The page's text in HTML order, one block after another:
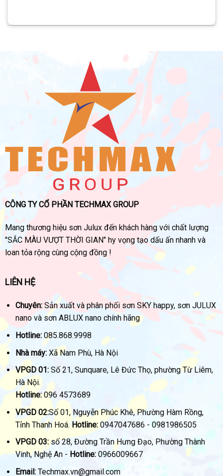
CÔNG TY CỔ PHẦN TECHMAX GROUP
Mang thương hiệu sơn Julux đến khách hàng với chất lượng
"SẮC MÀU VƯỢT THỜI GIAN" hy vọng tạo dấu ấn nhanh và
loan tỏa rộng cùng cộng đồng !
LIÊN HỆ
Chuyên:Sản xuất và phân phối sơn SKY happy, sơn JULUX
nano và sơn ABLUX nano chính hãng
Hotline:085.868.9998
Nhà máy:Xã Nam Phù, Hà Nội
VPGD 01:Số 21, Sunquare, Lê Đức Thọ, phường Từ Liêm,
Hà Nội.
Hotline:096 4573689
VPGD 02:Số 01, Nguyễn Phúc Khê, Phường Hàm Rồng,
Tỉnh Thanh Hoá.Hotline:0947047686 - 0981986505
VPGD 03:số 28, Đường Trần Hưng Đạo, Phường Thành
Vinh, Nghệ An - Hotline:0966009667
Email:Techmax.vn@gmail.com